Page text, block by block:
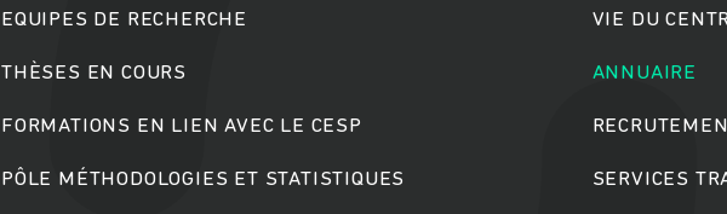
EQUIPES DE RECHERCHE
THÈSES EN COURS
FORMATIONS EN LIEN AVEC LE CESP
PÔLE MÉTHODOLOGIES ET STATISTIQUES
VIE DU
ANNUAIRE
SERVICES